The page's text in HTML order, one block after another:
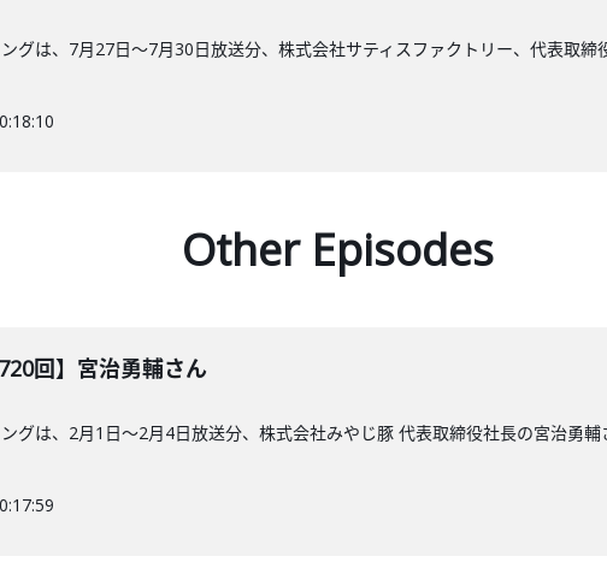
グは、7月27日〜7月30日放送分、株式会社サティスファクトリー、代表取締
Other Episodes
回】宮治勇輔さん
グは、2月1日〜2月4日放送分、株式会社みやじ豚 代表取締役社長の宮治勇輔